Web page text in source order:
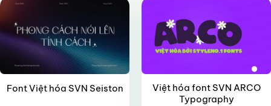
Font Việt hóa SVN Seiston
Việt hóa font SVN ARCO
Typography